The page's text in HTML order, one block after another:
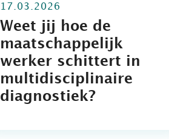
17.03.2026
Weet jij hoe de
maatschappelijk
werker schittert in
multidisciplinaire
diagnostiek?